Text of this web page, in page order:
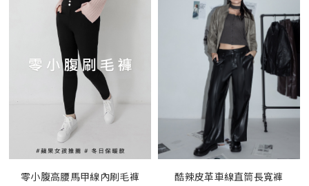
零小腹高腰馬甲線內刷毛褲
酷辣皮革車線直筒長寬褲